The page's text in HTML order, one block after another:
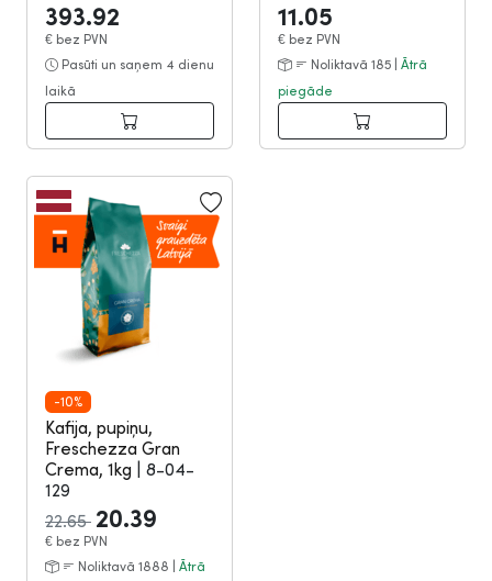
393.92
€ bez PVN
Pasūti un saņem 4 dienu
laikā
11.05
€ bez PVN
Noliktavā 185 | Ātrā
piegāde
-10%
Kafija, pupiņu,
Freschezza Gran
Crema, 1kg
8-04-
129
22.65 20.39
€ bez PVN
Noliktavā 1888 | Ātrā